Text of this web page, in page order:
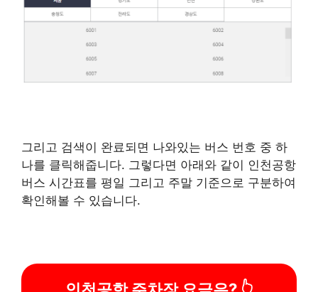
그리고 검색이 완료되면 나와있는 버스 번호 중 하
나를 클릭해줍니다. 그렇다면 아래와 같이 인천공항
버스 시간표를 평일 그리고 주말 기준으로 구분하여
확인해볼 수 있습니다.